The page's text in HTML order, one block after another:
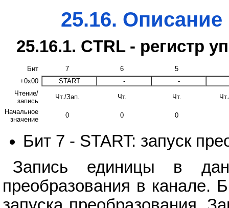
25.16.
25.16.1. CTRL - регистр
Бит 7 6
5
+0x00
START -
-
Чтение/
запись
Чт./Зап. Чт. Чт.
Начальное
значение
0 0 0
Бит 7 - START: запуск
Запись единицы в
преобразования в канале.